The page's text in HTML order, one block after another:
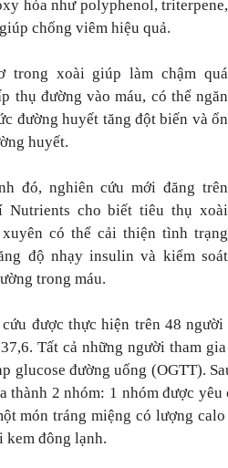
hóa như polyphenol, triterpene,
chống viêm hiệu quả.
trong xoài giúp làm chậm quá
thụ đường vào máu, có thể ngăn
đường huyết tăng đột biến và ổn
huyết.
đó, nghiên cứu mới đăng trên
Nutrients cho biết tiêu thụ xoài
có thể cải thiện tình trạng
độ nhạy insulin và kiểm soát
trong máu.
được thực hiện trên 48
Tất cả những người tham
glucose đường uống (OGTT).
thành 2 nhóm: 1 nhóm được
món tráng miệng có lượng
kem đông lạnh.